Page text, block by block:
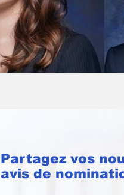
Partagez vos
avis de